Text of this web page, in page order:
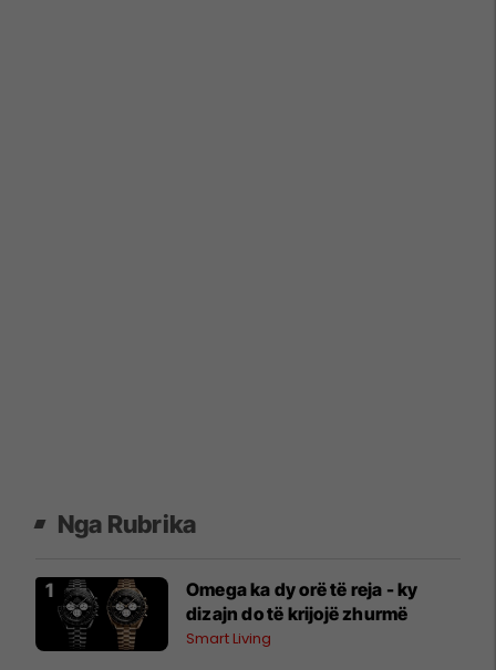
Nga Rubrika
Omega ka dy orë të reja - ky
dizajn do të krijojë zhurmë
Smart Living